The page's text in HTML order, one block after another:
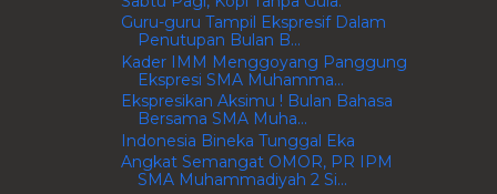
Guru-guru Tampil Ekspresif Dalam
Penutupan Bulan B...
Kader IMM Menggoyang Panggung
Ekspresi SMA Muhamma...
Ekspresikan Aksimu ! Bulan Bahasa
Bersama SMA Muha...
Indonesia Bineka Tunggal Eka
Angkat Semangat OMOR, PR IPM
SMA Muhammadiyah 2 Si...